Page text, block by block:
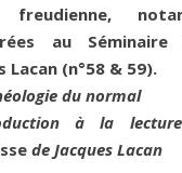
freudienne,
au Séminaire
Lacan (n°58 & 59).
du normal
à la
de Jacques Lacan